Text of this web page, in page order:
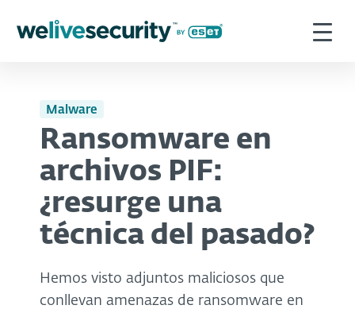
Malware
Ransomware en
archivos PIF:
¿resurge una
técnica del pasado?
Hemos visto adjuntos maliciosos que
conllevan amenazas de ransomware en